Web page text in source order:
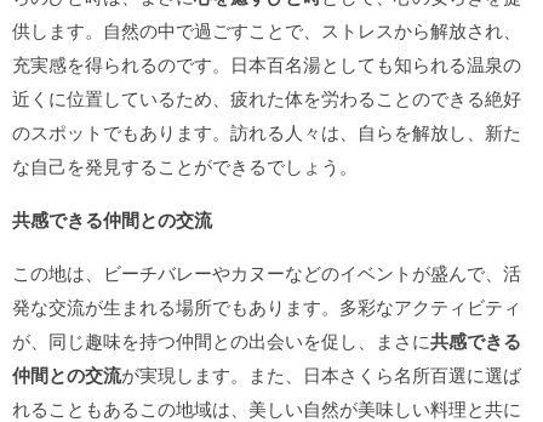
供します。自然の中で過ごすことで、ストレスから解放され、
充実感を得られるのです。日本百名湯としても知られる温泉の
近くに位置しているため、疲れた体を労わることのできる絶好
のスポットでもあります。訪れる人々は、自らを解放し、新た
な自己を発見することができるでしょう。
共感できる仲間との交流
この地は、ビーチバレーやカヌーなどのイベントが盛んで、活
発な交流が生まれる場所でもあります。多彩なアクティビティ
が、同じ趣味を持つ仲間との出会いを促し、まさに共感できる
仲間との交流が実現します。また、日本さくら名所百選に選ば
れることもあるこの地域は、美しい自然が美味しい料理と共に